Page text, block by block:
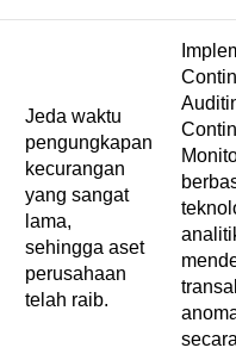
Jeda waktu
pengungkapan
kecurangan
yang sangat
lama,
sehingga aset
perusahaan
telah raib.